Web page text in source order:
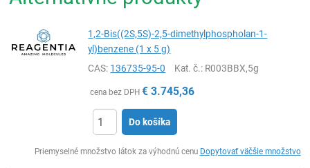
1,2-Bis((2S,5S)-2,5-dimethylphospholan-1-
yl)benzene (1 x 5 g)
CAS: 136735-95-0 Kat. č.: R003BBX,5g
cena bez DPH € 3.745,36
Do košíka
Priemyselné množstvo látok za výhodnú cenu Dopytovať väčšie množstvo